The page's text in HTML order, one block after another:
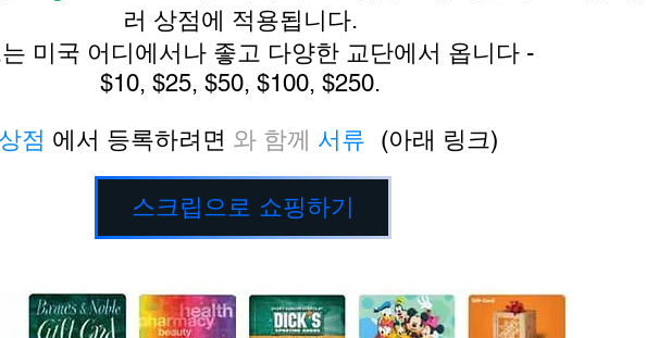
러 상점에 적용됩니다.
미국 어디에서나 좋고 다양한 교단에서 옵니다 -
$10, $25, $50, $100, $250.
상점 에서 등록하려면 와 함께 서류 (아래 링크)
스크립으로 쇼핑하기